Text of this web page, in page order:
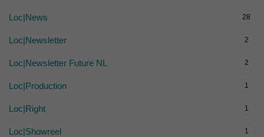
Loc|News 28
Loc|Newsletter 2
Loc|Newsletter Future NL 2
Loc|Production 1
Loc|Right 1
Loc|Showreel 1